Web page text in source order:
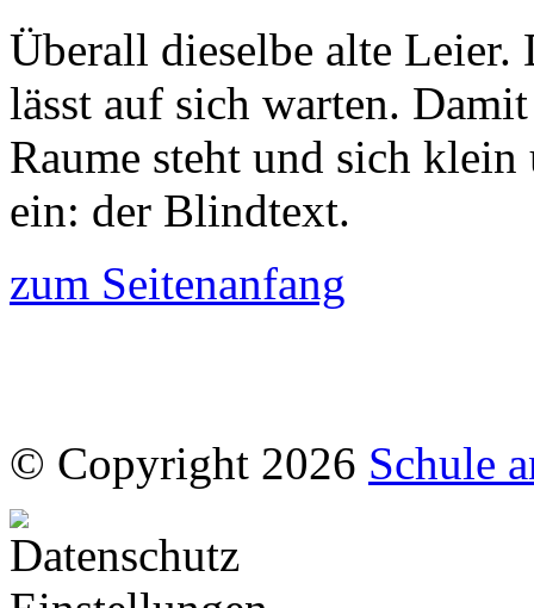
Überall dieselbe alte
lässt auf sich warten.
Raume steht und sich
ein: der Blindtext.
zum Seitenanfang
© Copyright 2026 Schule